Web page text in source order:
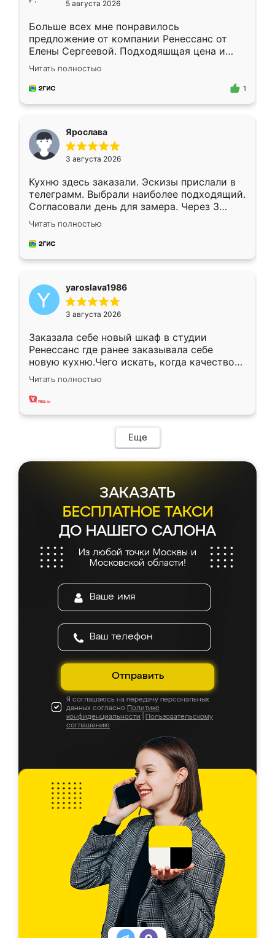
5 августа 2026
Больше всех мне понравилось
предложение от компании Ренессанс от
Елены Сергеевой. Подходяшщая цена и
короткие сроки изготовления. Приехавший
для замера сотрудник Владислав
предложил по моему эскизу самый
Читать полностью
1
Ярослава
3 августа 2026
Кухню здесь заказали. Эскизы прислали в
телеграмм. Выбрали наиболее подходящий.
Согласовали день для замера. Через 3
недели кухня была уже готова. Остались
довольны работой. Спасибо Ренессанс
мебель за качественную работу!
Читать полностью
yaroslava1986
3 августа 2026
Заказала себе новый шкаф в студии
Ренессанс где ранее заказывала себе
новую кухню.Чего искать, когда качеством
вполне довольна. Служит кухня уже почти
два года, нареканий нет.
Читать полностью
Еще
ЗАКАЗАТЬ
БЕСПЛАТНОЕ ТАКСИ
ДО НАШЕГО САЛОНА
Из любой точки Москвы и
Московской области!
Отправить
Я соглашаюсь на передачу персональных
данных согласно Политике
конфиденциальности
Пользовательскому
соглашению